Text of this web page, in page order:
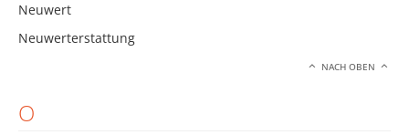
Neuwert
Neuwerterstattung
NACH OBEN
O